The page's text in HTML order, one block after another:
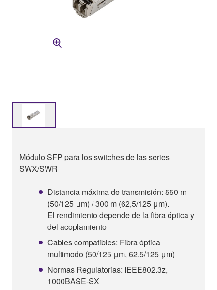
Módulo SFP para los switches de las series
SWX/SWR
Distancia máxima de transmisión: 550 m
(50/125 μm) / 300 m (62,5/125 μm).
El rendimiento depende de la fibra óptica y
del acoplamiento
Cables compatibles: Fibra óptica
multimodo (50/125 μm, 62,5/125 μm)
Normas Regulatorias: IEEE802.3z,
1000BASE-SX